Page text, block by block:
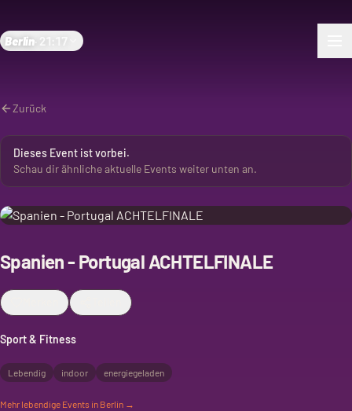
Berlin 21:17
Zurück
Dieses Event ist vorbei.
Schau dir ähnliche aktuelle Events weiter unten an.
Spanien - Portugal ACHTELFINALE
Sport & Fitness
Lebendig indoor energiegeladen
Mehr lebendige Events in Berlin →